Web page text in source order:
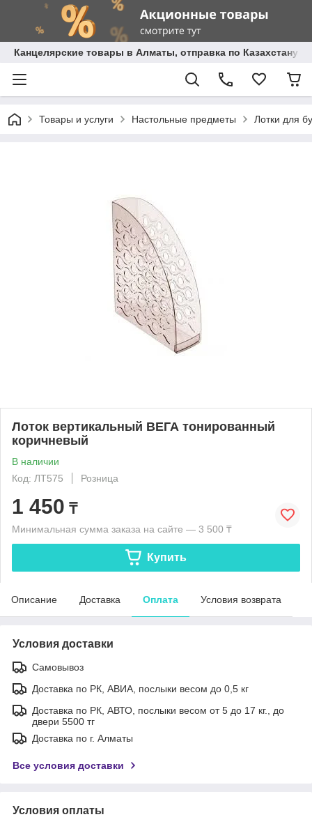
Канцелярские товары в Алматы, отправка по Казахстану.
Товары и услуги Настольные предметы Лотки для
Лоток вертикальный ВЕГА тонированный
коричневый
В наличии
Код: ЛТ575
Розница
1 450 ₸
Минимальная сумма заказа на сайте — 3 500 ₸
Купить
Описание Доставка Оплата Условия возврата
Условия доставки
Самовывоз
Доставка по РК, АВИА, послыки весом до 0,5 кг
Доставка по РК, АВТО, послыки весом от 5 до 17 кг., до
двери 5500 тг
Доставка по г. Алматы
Все условия доставки
Условия оплаты